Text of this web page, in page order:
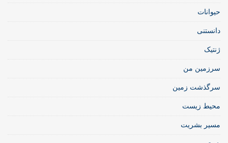
حیوانات
دانستنی
ژنتیک
سرزمین من
سرگذشت زمین
محیط زیست
مسیر بشریت